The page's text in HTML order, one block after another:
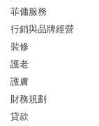
菲傭服務
行銷與品牌經營
裝修
護老
護膚
財務規劃
貸款